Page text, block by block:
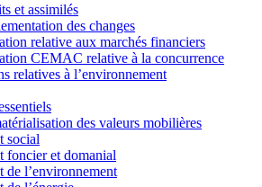
et assimilés
des changes
relative aux marchés financiers
CEMAC relative à la concurrence
relatives à l’environnement
des valeurs mobilières
social
foncier et domanial
de l’environnement